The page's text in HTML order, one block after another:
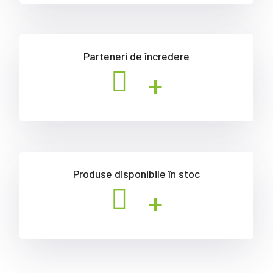
Parteneri de încredere
+
Produse disponibile în stoc
+